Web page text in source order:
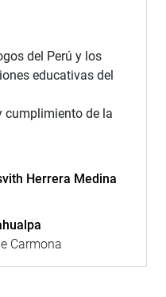
del Perú y los
educativas del
cumplimiento de la
Herrera Medina
Carmona